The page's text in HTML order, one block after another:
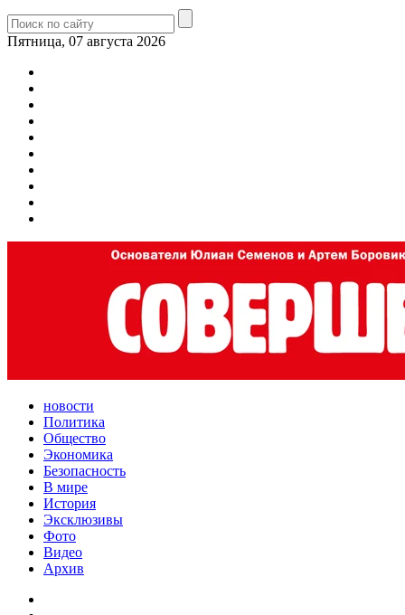
Пятница, 07 августа 2026
новости
Политика
Общество
Экономика
Безопасность
В мире
История
Эксклюзивы
Фото
Видео
Архив